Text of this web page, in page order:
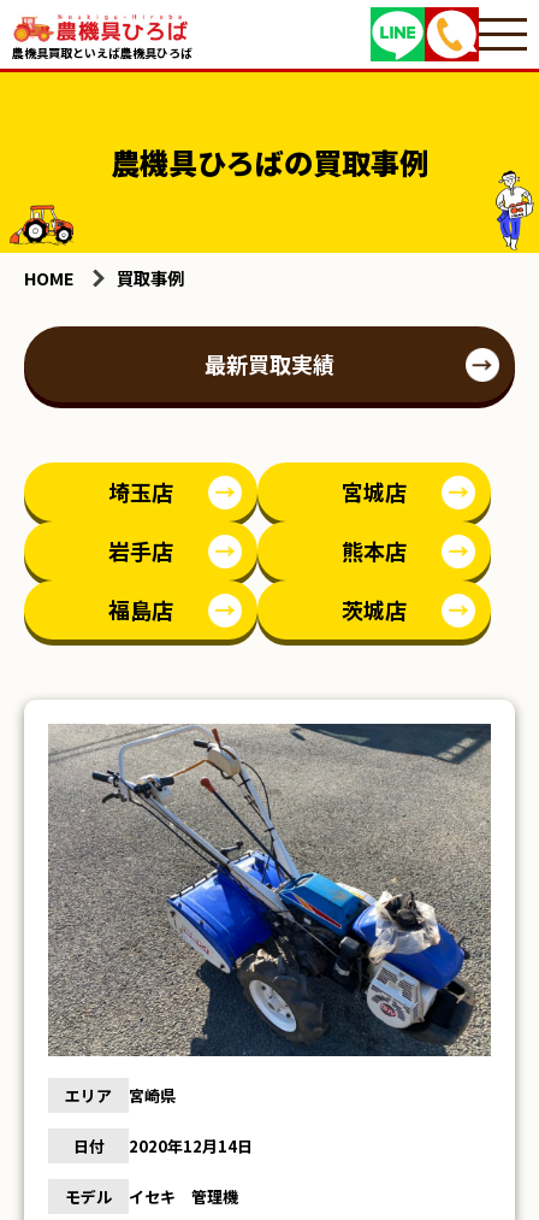
農機具買取といえば農機具ひろば
農機具ひろばの買取事例
HOME 買取事例
最新買取実績
埼玉店
宮城店
岩手店
熊本店
福島店
茨城店
エリア 宮崎県
日付 2020年12月14日
モデル イセキ 管理機